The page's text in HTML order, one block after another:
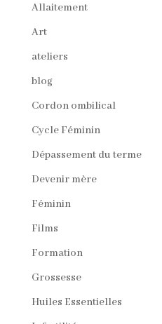
Allaitement
Art
ateliers
blog
Cordon ombilical
Cycle Féminin
Dépassement du terme
Devenir mère
Féminin
Films
Formation
Grossesse
Huiles Essentielles